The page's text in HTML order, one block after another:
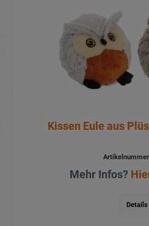
Kissen Eule aus
Mehr Infos?
Details